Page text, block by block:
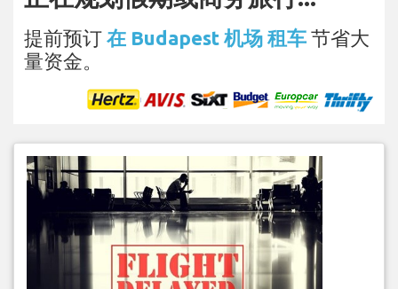
提前预订 在 Budapest 机场 租车 节省大
量资金。